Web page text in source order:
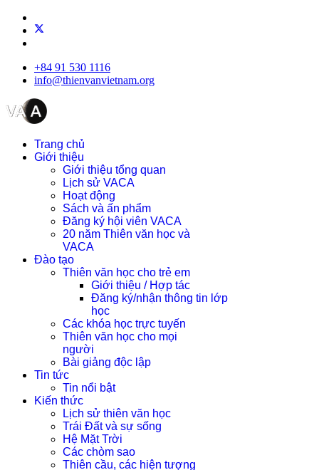
+84 91 530 1116
info@thienvanvietnam.org
Trang chủ
Giới thiệu
Giới thiệu tổng quan
Lịch sử VACA
Hoạt động
Sách và ấn phẩm
Đăng ký hội viên VACA
20 năm Thiên văn học và
VACA
Đào tạo
Thiên văn học cho trẻ em
Giới thiệu / Hợp tác
Đăng ký/nhận thông tin lớp
học
Các khóa học trực tuyến
Thiên văn học cho mọi
người
Bài giảng độc lập
Tin tức
Tin nổi bật
Kiến thức
Lịch sử thiên văn học
Trái Đất và sự sống
Hệ Mặt Trời
Các chòm sao
Thiên cầu, các hiện tượng